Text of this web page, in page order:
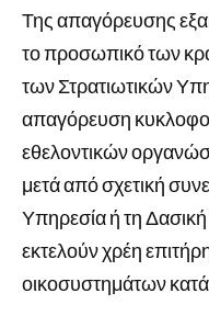
Της απαγόρευσης
το προσωπικό των
των Στρατιωτικών
απαγόρευση
εθελοντικών
μετά από σχετική
Υπηρεσία ή τη
εκτελούν χρέη
οικοσυστημάτων